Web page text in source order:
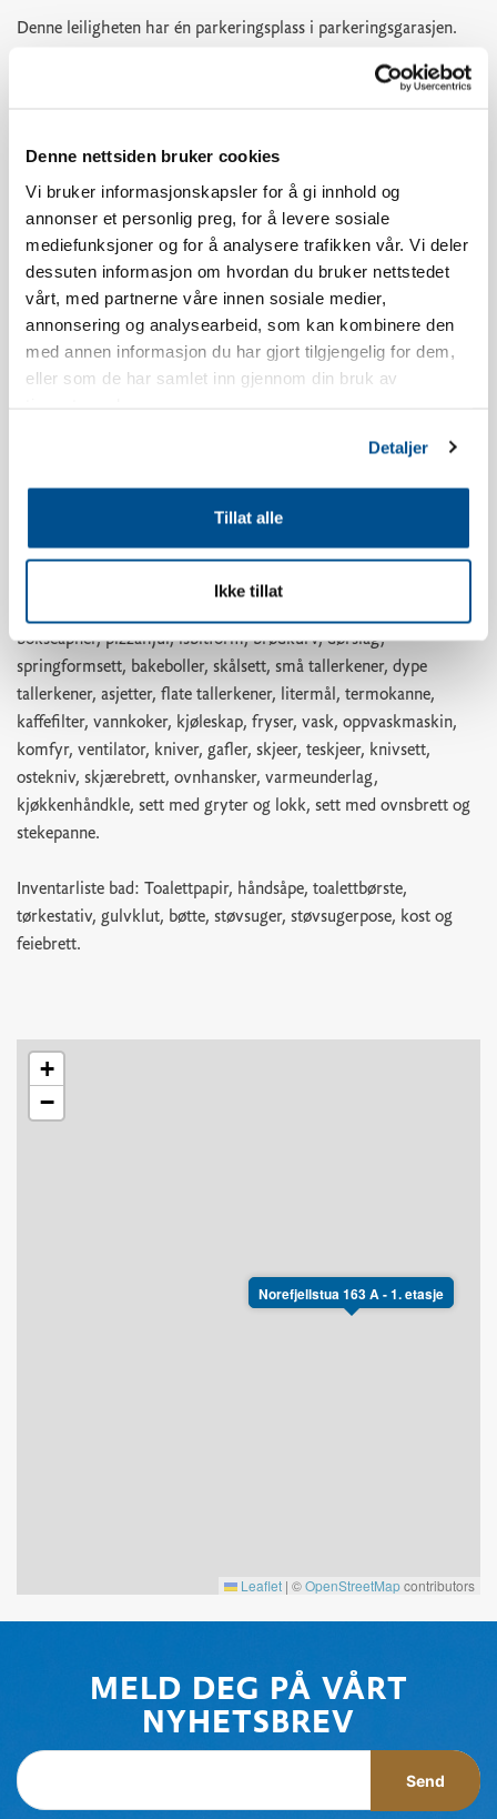
Denne nettsiden bruker cookies
Vi bruker informasjonskapsler for å gi innhold og
annonser et personlig preg, for å levere sosiale
mediefunksjoner og for å analysere trafikken vår. Vi deler
dessuten informasjon om hvordan du bruker nettstedet
vårt, med partnerne våre innen sosiale medier,
annonsering og analysearbeid, som kan kombinere den
med annen informasjon du har gjort tilgjengelig for dem,
eller som de har samlet inn gjennom din bruk av
Detaljer
Tillat alle
Ikke tillat
Denne leiligheten har én parkeringsplass i parkeringsgarasjen.
Røyking er ikke tillatt, se våre bookingbetingelser for mer info.
Leiligheten har sydvendt balkong, utsikt og beliggenhet vil
variere i forhold til hvilket bygg man bor i.
Det kan forekomme støy fra restauranten Olympique utover
kvelden i ferieperioder og helger.
whiskyglass, vannglass, kaffekopper, kjøkkenpapir,
kjøkkenpapirholder, ildfast glassform, kakeform, kjevle, saks,
teskjeer, bakepensel, visp, slikkepotte, kjøkkenredskaper,
bokseåpner, pizzahjul, isbitform, brødkurv, dørslag,
springformsett, bakeboller, skålsett, små tallerkener, dype
tallerkener, asjetter, flate tallerkener, litermål, termokanne,
kaffefilter, vannkoker, kjøleskap, fryser, vask, oppvaskmaskin,
komfyr, ventilator, kniver, gafler, skjeer, teskjeer, knivsett,
ostekniv, skjærebrett, ovnhansker, varmeunderlag,
kjøkkenhåndkle, sett med gryter og lokk, sett med ovnsbrett og
stekepanne.
Inventarliste bad: Toalettpapir, håndsåpe, toalettbørste,
tørkestativ, gulvklut, bøtte, støvsuger, støvsugerpose, kost og
feiebrett.
Norefjellstua 163 A - 1. etasje
+
−
Leaflet | ©OpenStreetMapcontributors
MELD DEG PÅ VÅRT
NYHETSBREV
Send